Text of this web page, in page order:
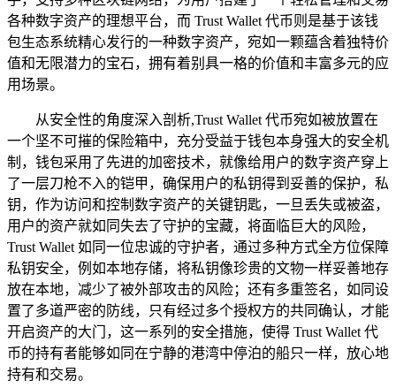
各种数字资产的理想平台，而 Trust Wallet 代币则是基于该钱
包生态系统精心发行的一种数字资产，宛如一颗蕴含着独特价
值和无限潜力的宝石，拥有着别具一格的价值和丰富多元的应
用场景。
从安全性的角度深入剖析,Trust Wallet 代币宛如被放置在
一个坚不可摧的保险箱中，充分受益于钱包本身强大的安全机
制，钱包采用了先进的加密技术，就像给用户的数字资产穿上
了一层刀枪不入的铠甲，确保用户的私钥得到妥善的保护，私
钥，作为访问和控制数字资产的关键钥匙，一旦丢失或被盗，
用户的资产就如同失去了守护的宝藏，将面临巨大的风险，
Trust Wallet 如同一位忠诚的守护者，通过多种方式全方位保障
私钥安全，例如本地存储，将私钥像珍贵的文物一样妥善地存
放在本地，减少了被外部攻击的风险；还有多重签名，如同设
置了多道严密的防线，只有经过多个授权方的共同确认，才能
开启资产的大门，这一系列的安全措施，使得 Trust Wallet 代
币的持有者能够如同在宁静的港湾中停泊的船只一样，放心地
持有和交易。